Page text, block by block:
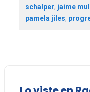
schalper, jaime
pamela jiles,